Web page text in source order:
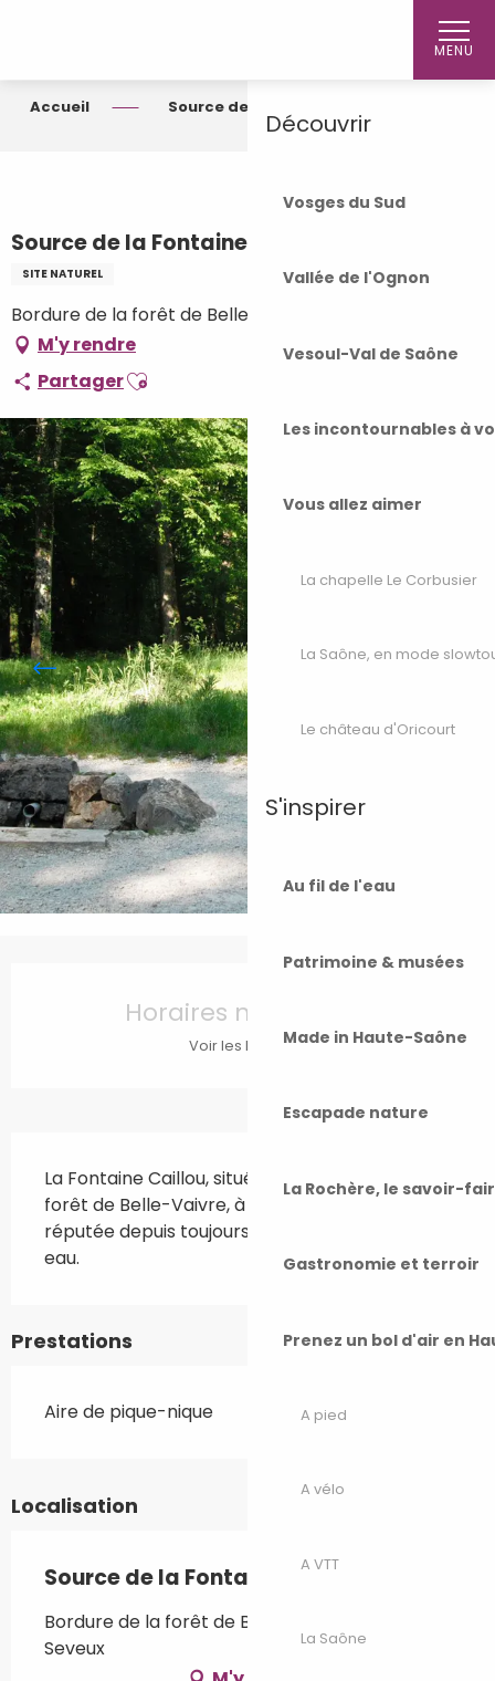
MENU
Découvrir
Vosges du Sud
Vallée de l'Ognon
Vesoul-Val de Saône
Les incontournables à
Vous allez aimer
La chapelle Le Corbusier
La Saône, en mode
Le château d'Oricourt
S'inspirer
Au fil de l'eau
Patrimoine & musées
Made in Haute-Saône
Escapade nature
La Rochère, le savoir-
Gastronomie et terroir
Prenez un bol d'air en
A pied
A vélo
A VTT
La Saône
Accueil Source de la Fontaine Caillou
Source de la Fontaine Caillou
SITE NATUREL
Bordure de la forêt de Belle-Vaivre, 70130 Seveux
M'y rendre
PartagerAjouter aux favoris
Horaires non définis
Voir les horaires
La Fontaine Caillou, située en bordure de la
forêt de Belle-Vaivre, à Seveux-Motey, est
réputée depuis toujours pour la qualité de son
eau.
Prestations
Aire de pique-nique
Localisation
Source de la Fontaine Caillou
Bordure de la forêt de Belle-Vaivre, 70130
Seveux